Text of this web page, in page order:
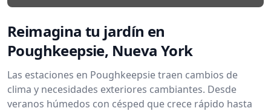
Reimagina tu jardín en
Poughkeepsie, Nueva York
Las estaciones en Poughkeepsie traen cambios de
clima y necesidades exteriores cambiantes. Desde
veranos húmedos con césped que crece rápido hasta